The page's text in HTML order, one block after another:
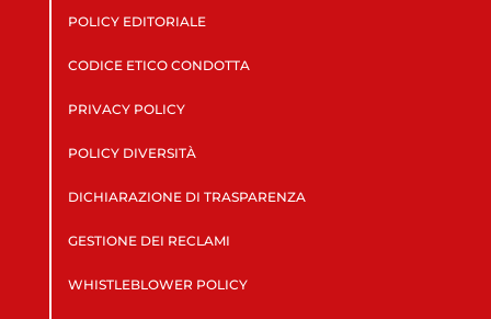
POLICY EDITORIALE
CODICE ETICO CONDOTTA
PRIVACY POLICY
POLICY DIVERSITÀ
DICHIARAZIONE DI TRASPARENZA
GESTIONE DEI RECLAMI
WHISTLEBLOWER POLICY